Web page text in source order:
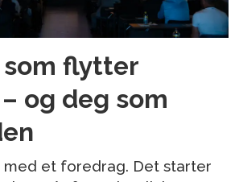
som flytter
og deg som
med et foredrag. Det starter